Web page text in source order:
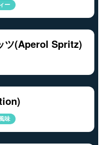
ー
ツ(Aperol Spritz)
味